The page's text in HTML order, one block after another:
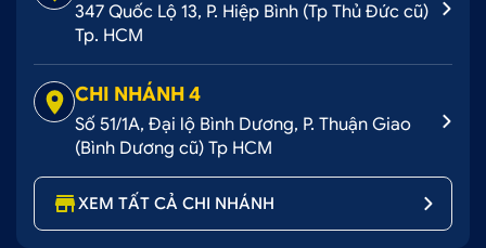
347 Quốc Lộ 13, P. Hiệp Bình (Tp Thủ Đức cũ)
Tp. HCM
CHI NHÁNH 4
Số 51/1A, Đại lộ Bình Dương, P. Thuận Giao
(Bình Dương cũ) Tp HCM
XEM TẤT CẢ CHI NHÁNH